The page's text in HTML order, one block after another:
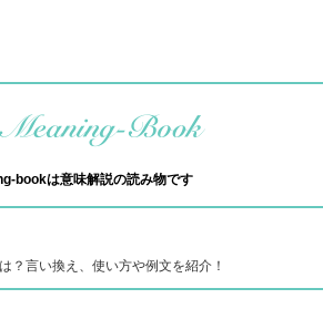
bookは意味解説の読み物です
？言い換え、使い方や例文を紹介！